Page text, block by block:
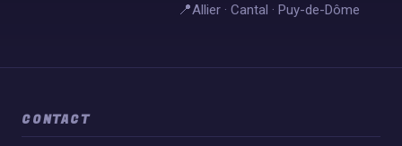
📍Allier · Cantal · Puy-de-Dôme
CONTACT